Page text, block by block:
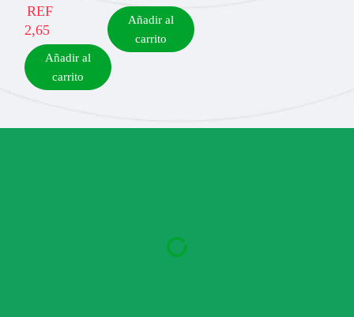
REF
2,65
Añadir al
carrito
Añadir al
carrito